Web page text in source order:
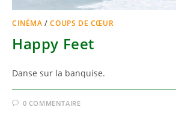
CINÉMA /COUPS DE CŒUR
Happy Feet
Danse sur la banquise.
0 COMMENTAIRE